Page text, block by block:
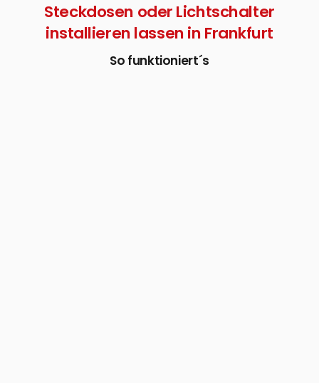
Steckdosen oder Lichtschalter
installieren lassen in Frankfurt
So funktioniert´s